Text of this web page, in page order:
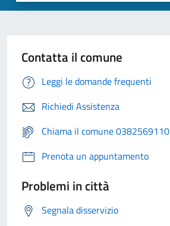
Contatta il comune
Leggi le domande frequenti
Richiedi Assistenza
Chiama il comune 0382569110
Prenota un appuntamento
Problemi in città
Segnala disservizio